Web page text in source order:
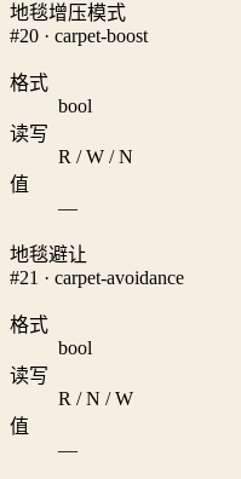
地毯增压模式
#20 · carpet-boost
格式
bool
读写
R / W / N
值
—
地毯避让
#21 · carpet-avoidance
格式
bool
读写
R / N / W
值
—